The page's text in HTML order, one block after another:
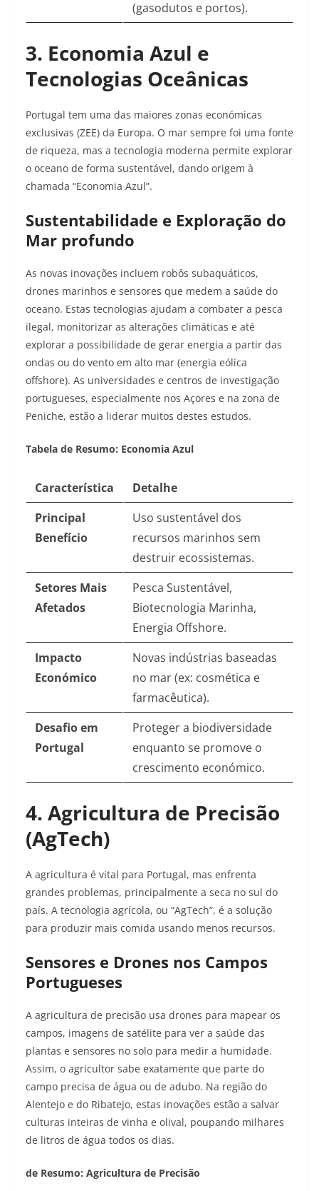
(gasodutos e portos).
3. Economia Azul e
Tecnologias Oceânicas
Portugal tem uma das maiores zonas económicas
exclusivas (ZEE) da Europa. O mar sempre foi uma fonte
de riqueza, mas a tecnologia moderna permite explorar
o oceano de forma sustentável, dando origem à
chamada “Economia Azul”.
Sustentabilidade e Exploração do
Mar profundo
As novas inovações incluem robôs subaquáticos,
drones marinhos e sensores que medem a saúde do
oceano. Estas tecnologias ajudam a combater a pesca
ilegal, monitorizar as alterações climáticas e até
explorar a possibilidade de gerar energia a partir das
ondas ou do vento em alto mar (energia eólica
offshore). As universidades e centros de investigação
portugueses, especialmente nos Açores e na zona de
Peniche, estão a liderar muitos destes estudos.
Tabela de Resumo: Economia Azul
Característica
Detalhe
Principal
Benefício
Uso sustentável dos
recursos marinhos sem
destruir ecossistemas.
Setores Mais
Afetados
Pesca Sustentável,
Biotecnologia Marinha,
Energia Offshore.
Impacto
Económico
Novas indústrias baseadas
no mar (ex: cosmética e
farmacêutica).
Desafio em
Portugal
Proteger a biodiversidade
enquanto se promove o
crescimento económico.
4. Agricultura de Precisão
(AgTech)
A agricultura é vital para Portugal, mas enfrenta
grandes problemas, principalmente a seca no sul do
país. A tecnologia agrícola, ou “AgTech”, é a solução
para produzir mais comida usando menos recursos.
Sensores e Drones nos Campos
Portugueses
A agricultura de precisão usa drones para mapear os
campos, imagens de satélite para ver a saúde das
plantas e sensores no solo para medir a humidade.
Assim, o agricultor sabe exatamente que parte do
campo precisa de água ou de adubo. Na região do
Alentejo e do Ribatejo, estas inovações estão a salvar
culturas inteiras de vinha e olival, poupando milhares
de litros de água todos os dias.
de Resumo: Agricultura de Precisão